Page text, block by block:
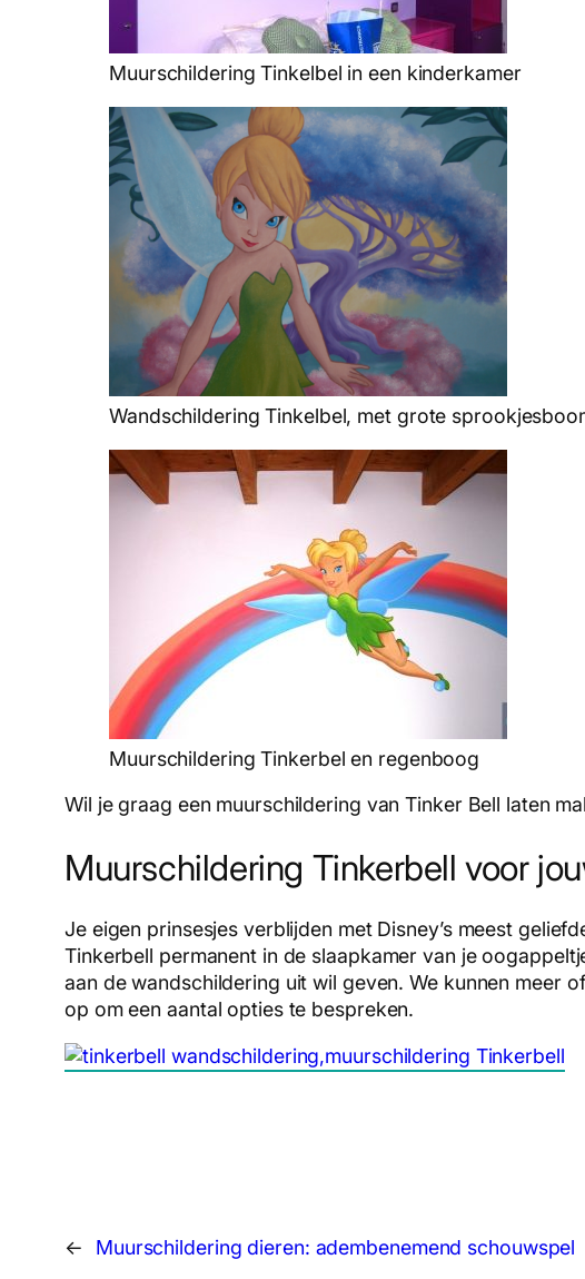
Muurschildering Tinkelbel in een kinderkamer
Wandschildering Tinkelbel, met grote
Muurschildering Tinkerbel en regenboog
Wil je graag een muurschildering van Tinker Bell laten
Muurschildering Tinkerbell voor
Je eigen prinsesjes verblijden met Disney’s meest
Tinkerbell permanent in de slaapkamer van je
aan de wandschildering uit wil geven. We kunnen meer
op om een aantal opties te bespreken.
← Muurschildering dieren: adembenemend schouwspel